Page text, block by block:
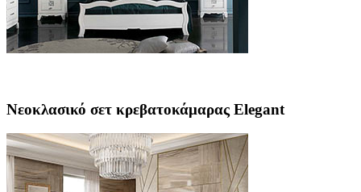
Νεοκλασικό σετ κρεβατοκάμαρας Elegant